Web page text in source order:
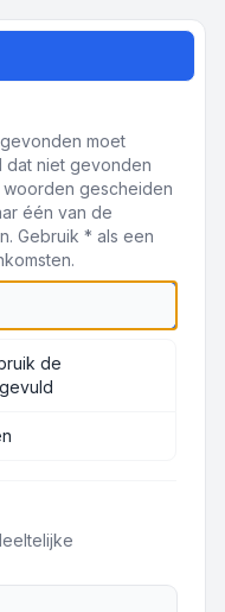
moet
niet gevonden
woorden gescheiden
één van de
Gebruik * als een
de